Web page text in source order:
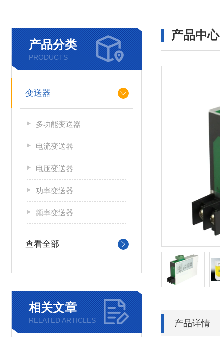
产品分类
PRODUCTS
变送器
多功能变送器
电流变送器
电压变送器
功率变送器
频率变送器
查看全部
相关文章
RELATED ARTICLES
产品中心
产品详情